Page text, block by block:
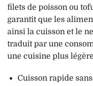
filets de poisson ou
garantit que les
ainsi la cuisson et le
traduit par une
une cuisine plus
Cuisson rapide